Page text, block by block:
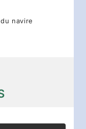
navire